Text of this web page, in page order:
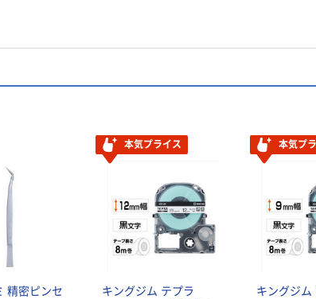
精密ピンセ
本気プライス
キングジム テプラ
本気プ
キングジム